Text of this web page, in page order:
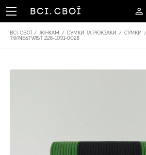
ВСІ. СВОЇ / ЖІНКАМ / СУМКИ ТА РЮКЗАКИ / СУМКИ
TWINE&TWIST 226-1091-0028